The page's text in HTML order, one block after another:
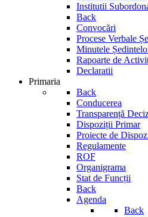
Institutii
Back
Convocări
Procese Verbale
Minutele
Rapoarte de
Declaratii
Primaria
Back
Conducerea
Transparență
Dispoziții Primar
Proiecte de
Regulamente
ROF
Organigrama
Stat de Funcții
Back
Agenda
Back